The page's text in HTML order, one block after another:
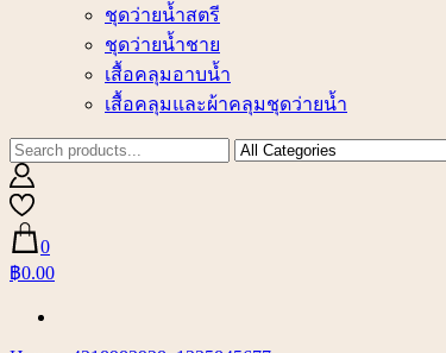
ชุดว่ายน้ำสตรี
ชุดว่ายน้ำชาย
เสื้อคลุมอาบน้ำ
เสื้อคลุมและผ้าคลุมชุดว่ายน้ำ
0
฿0.00